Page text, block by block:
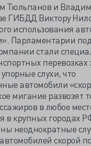
Тюльпанов и
ГИБДД Виктору
использования
Парламентарии
стали
перевозках
слухи, что
автомобили
мигание развозят
в любое
в крупных городах
неоднократные
скорой